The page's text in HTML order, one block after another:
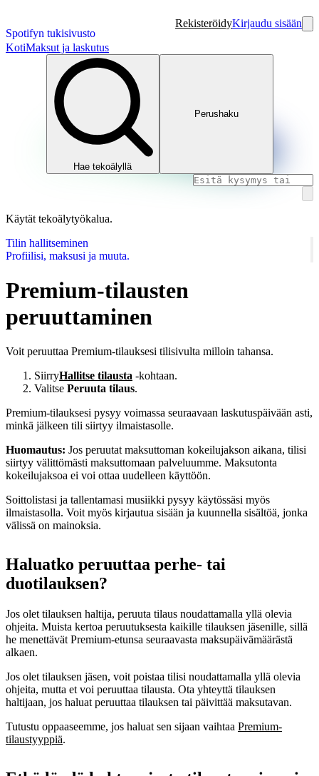
Spotifyn tukisivusto
RekisteröidyKirjaudu sisään
KotiMaksut ja laskutus
Hae tekoälyllä
Perushaku
Käytät tekoälytyökalua.
Tilin hallitseminen
Profiilisi, maksusi ja muuta.
Premium-tilausten
peruuttaminen
Voit peruuttaa Premium-tilauksesi tilisivulta milloin tahansa.
SiirryHallitse tilausta -kohtaan.
Valitse Peruuta tilaus.
Premium‑tilauksesi pysyy voimassa seuraavaan laskutuspäivään asti,
minkä jälkeen tili siirtyy ilmaistasolle.
Huomautus: Jos peruutat maksuttoman kokeilujakson aikana, tilisi
siirtyy välittömästi maksuttomaan palveluumme. Maksutonta
kokeilujaksoa ei voi ottaa uudelleen käyttöön.
Soittolistasi ja tallentamasi musiikki pysyy käytössäsi myös
ilmaistasolla. Voit myös kirjautua sisään ja kuunnella sisältöä, jonka
välissä on mainoksia.
Haluatko peruuttaa perhe‑ tai
duotilauksen?
Jos olet tilauksen haltija, peruuta tilaus noudattamalla yllä olevia
ohjeita. Muista kertoa peruutuksesta kaikille tilauksen jäsenille, sillä
he menettävät Premium-etunsa seuraavasta maksupäivämäärästä
alkaen.
Jos olet tilauksen jäsen, voit poistaa tilisi noudattamalla yllä olevia
ohjeita, mutta et voi peruuttaa tilausta. Ota yhteyttä tilauksen
haltijaan, jos haluat peruuttaa tilauksen tai päivittää maksutavan.
Tutustu oppaaseemme, jos haluat sen sijaan vaihtaa Premium-
tilaustyyppiä.